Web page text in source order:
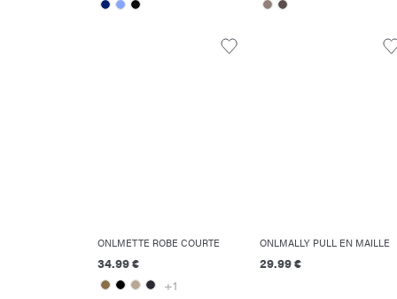
ONLMETTE ROBE COURTE
34.99 €
+1
ONLMALLY PULL EN MAILLE
29.99 €